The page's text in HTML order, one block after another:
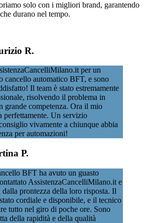
solo con i migliori brand, garantendo
durano nel tempo.
R.
per un
cancello automatico BFT, e sono
Il team è stato estremamente
risolvendo il problema in
grande competenza. Ora il mio
perfettamente. Un servizio
vivamente a chiunque abbia
per automazioni!
P.
BFT ha avuto un guasto
AssistenzaCancelliMilano.it e
dalla prontezza della loro risposta. Il
cordiale e disponibile, e il tecnico
tutto nel giro di poche ore. Sono
della rapidità e della qualità